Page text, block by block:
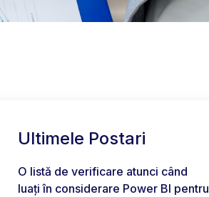
Ultimele Postari
O listă de verificare atunci când
luați în considerare Power BI pentru